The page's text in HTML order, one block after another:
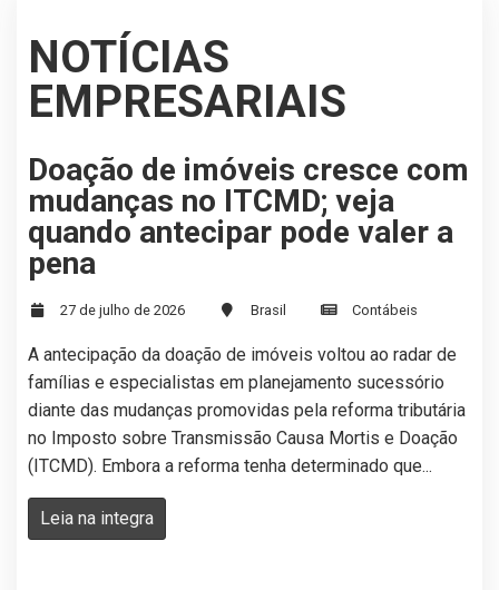
NOTÍCIAS
EMPRESARIAIS
Doação de imóveis cresce com
mudanças no ITCMD; veja
quando antecipar pode valer a
pena
27 de julho de 2026 Brasil Contábeis
A antecipação da doação de imóveis voltou ao radar de
famílias e especialistas em planejamento sucessório
diante das mudanças promovidas pela reforma tributária
no Imposto sobre Transmissão Causa Mortis e Doação
(ITCMD). Embora a reforma tenha determinado que...
Leia na integra